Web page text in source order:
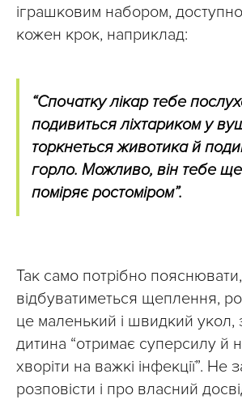
іграшковим набором,
кожен крок, наприклад:
“Спочатку лікар тебе
подивиться ліхтариком у
торкнеться животика й
горло. Можливо, він тебе ще
поміряє ростоміром”.
Так само потрібно
відбуватиметься щеплення,
це маленький і швидкий укол,
дитина “отримає суперсилу й
хворіти на важкі інфекції”. Не
розповісти і про власний